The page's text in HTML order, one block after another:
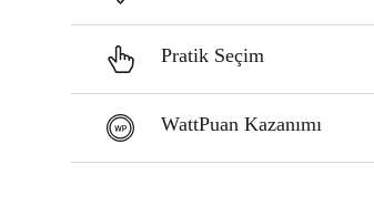
Pratik Seçim
WattPuan Kazanımı